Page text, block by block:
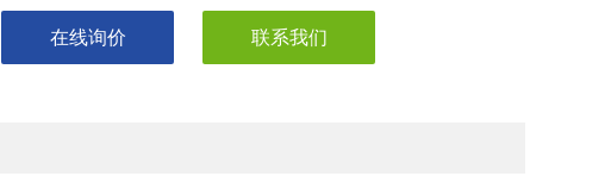
在线询价 联系我们